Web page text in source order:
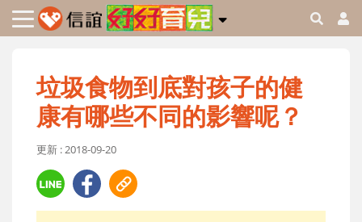
垃圾食物到底對孩子的健
康有哪些不同的影響呢？
更新 : 2018-09-20